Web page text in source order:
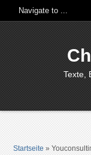
Texte,
Startseite »